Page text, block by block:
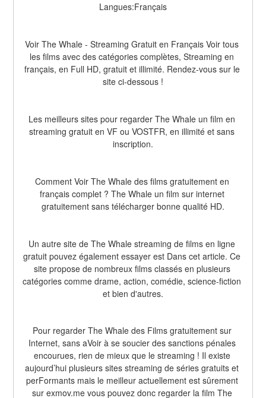
Langues:Français
Voir The Whale - Streaming Gratuit en Français Voir tous
les films avec des catégories complètes, Streaming en
français, en Full HD, gratuit et illimité. Rendez-vous sur le
site ci-dessous !
Les meilleurs sites pour regarder The Whale un film en
streaming gratuit en VF ou VOSTFR, en illimité et sans
inscription.
Comment Voir The Whale des films gratuitement en
français complet ? The Whale un film sur internet
gratuitement sans télécharger bonne qualité HD.
Un autre site de The Whale streaming de films en ligne
gratuit pouvez également essayer est Dans cet article. Ce
site propose de nombreux films classés en plusieurs
catégories comme drame, action, comédie, science-fiction
et bien d'autres.
Pour regarder The Whale des Films gratuitement sur
Internet, sans aVoir à se soucier des sanctions pénales
encourues, rien de mieux que le streaming ! Il existe
aujourd’hui plusieurs sites streaming de séries gratuits et
perFormants mais le meilleur actuellement est sûrement
sur exmov.me vous pouvez donc regarder la film The